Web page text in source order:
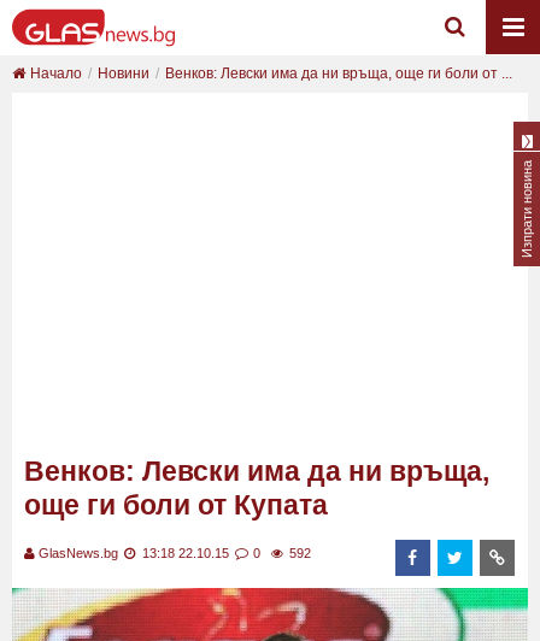
Начало Новини Венков: Левски има да ни връща, още ги боли от ...
Венков: Левски има да ни връща,
още ги боли от Купата
GlasNews.bg 13:18 22.10.15 0 592
Изпрати новина